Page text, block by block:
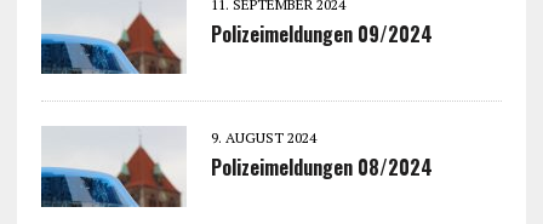
11. SEPTEMBER 2024
Polizeimeldungen 09/2024
9. AUGUST 2024
Polizeimeldungen 08/2024